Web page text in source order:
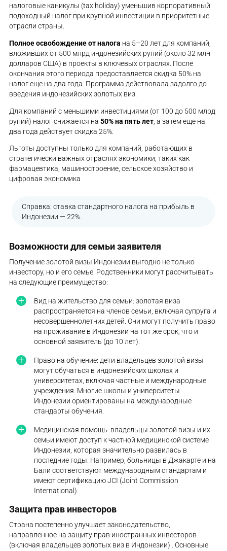
налоговые каникулы (tax holiday) уменьшив корпоративный
подоходный налог при крупной инвестиции в приоритетные
отрасли страны.
Полное освобождение от налога на 5–20 лет для компаний,
вложивших от 500 млрд индонезийских рупий (около 32 млн
долларов США) в проекты в ключевых отраслях. После
окончания этого периода предоставляется скидка 50% на
налог еще на два года​. Программа действовала задолго до
введения индонезийских золотых виз.
Для компаний с меньшими инвестициями (от 100 до 500 млрд
рупий) налог снижается на50% на пять лет , а затем еще на
два года действует скидка 25%​.
Льготы доступны только для компаний, работающих в
стратегически важных отраслях экономики, таких как
фармацевтика, машиностроение, сельское хозяйство и
цифровая экономика​
Справка: ставка стандартного налога на прибыль в
Индонезии — 22%.
Возможности для семьи заявителя
Получение золотой визы Индонезии выгодно не только
инвестору, но и его семье. Родственники могут рассчитывать
на следующие преимущество:
Вид на жительство для семьи: золотая виза
распространяется на членов семьи, включая супруга и
несовершеннолетних детей. Они могут получить право
на проживание в Индонезии на тот же срок, что и
основной заявитель (до 10 лет).
Право на обучение: дети владельцев золотой визы
могут обучаться в индонезийских школах и
университетах, включая частные и международные
учреждения. Многие школы и университеты
Индонезии ориентированы на международные
стандарты обучения.
Медицинская помощь: владельцы золотой визы и их
семьи имеют доступ к частной медицинской системе
Индонезии, которая значительно развилась в
последние годы. Например, больницы в Джакарте и на
Бали соответствуют международным стандартам и
имеют сертификацию JCI (Joint Commission
International).
Защита прав инвесторов
Страна постепенно улучшает законодательство,
направленное на защиту прав иностранных инвесторов
(включая владельцев золотых виз в Индонезии) . Основные